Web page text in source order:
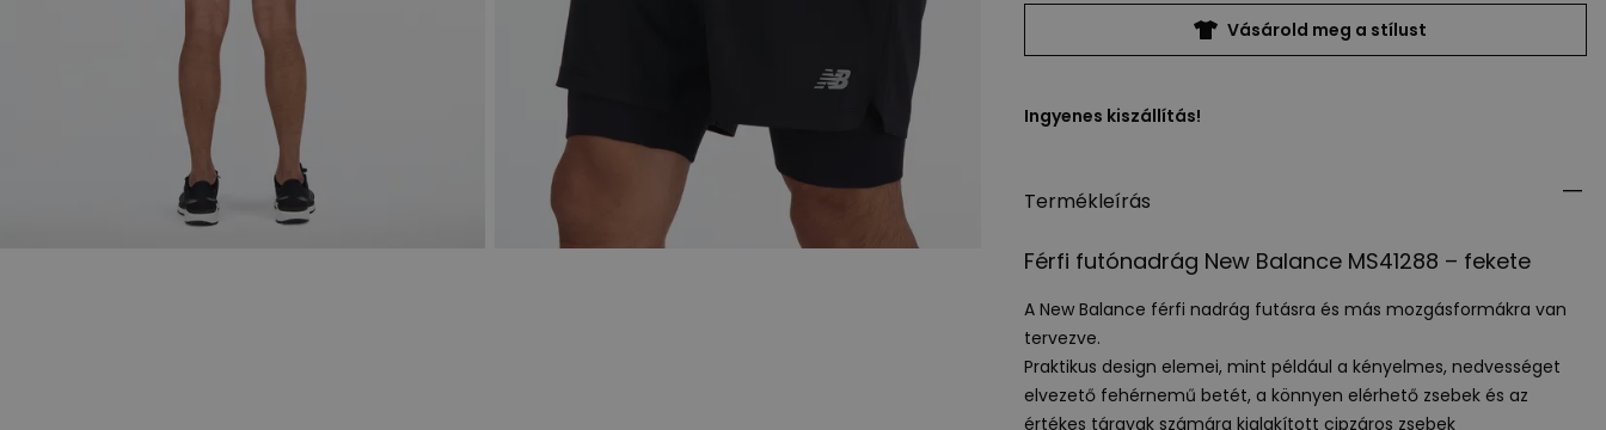
Vásárold meg a stílust
Ingyenes kiszállítás!
Termékleírás
Férfi futónadrág New Balance MS41288 – fekete
A New Balance férfi nadrág futásra és más mozgásformákra van
tervezve.
Praktikus design elemei, mint például a kényelmes, nedvességet
elvezető fehérnemű betét, a könnyen elérhető zsebek és az
értékes tárgyak számára kialakított cipzáros zsebek